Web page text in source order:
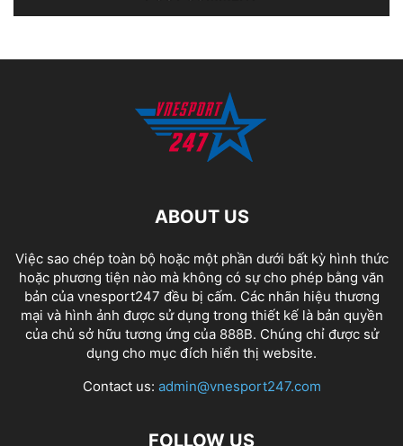
ABOUT US
Việc sao chép toàn bộ hoặc một phần dưới bất kỳ hình thức
hoặc phương tiện nào mà không có sự cho phép bằng văn
bản của vnesport247 đều bị cấm. Các nhãn hiệu thương
mại và hình ảnh được sử dụng trong thiết kế là bản quyền
của chủ sở hữu tương ứng của 888B. Chúng chỉ được sử
dụng cho mục đích hiển thị website.
Contact us: admin@vnesport247.com
FOLLOW US